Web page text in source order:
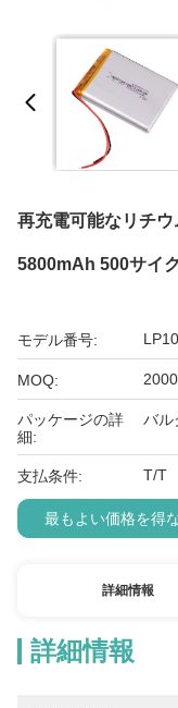
再充電可能なリチ
5800mAh 500サイ
モデル番号:
MOQ:
パッケージの詳
細:
バル
支払条件: T/T
最もよい価格を得
詳細情報
詳細情報